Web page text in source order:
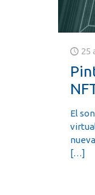
25
El
[…]